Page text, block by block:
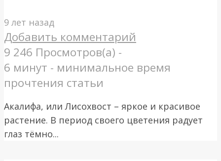
9 лет назад
Добавить комментарий
9 246 Просмотров(а) -
6 минут - минимальное время
прочтения статьи
Акалифа, или Лисохвост – яркое и красивое
растение. В период своего цветения радует
глаз тёмно...